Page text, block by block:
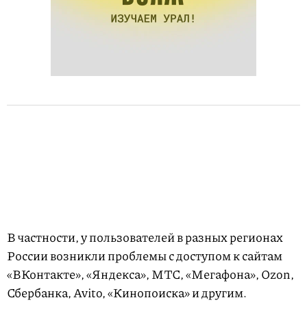
В частности, у пользователей в разных регионах
России возникли проблемы с доступом к сайтам
«ВКонтакте», «Яндекса», МТС, «Мегафона», Ozon,
Сбербанка, Avito, «Кинопоиска» и другим.